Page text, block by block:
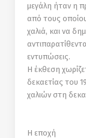
µεγάλη ήταν η
από τους
χαλιά, και να
εντυπώσεις.
Η έκθεση
δεκαετίας του
χαλιών στη
Η εποχή